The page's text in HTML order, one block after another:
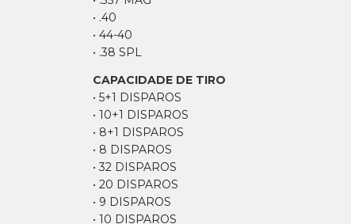
• .40
• 44-40
• .38 SPL
CAPACIDADE DE TIRO
• 5+1 DISPAROS
• 10+1 DISPAROS
• 8+1 DISPAROS
• 8 DISPAROS
• 32 DISPAROS
• 20 DISPAROS
• 9 DISPAROS
• 10 DISPAROS